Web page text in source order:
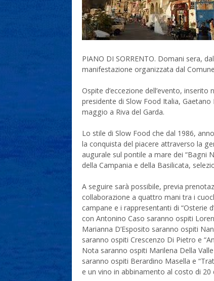
PIANO DI SORRENTO. Domani sera,
manifestazione organizzata dal
Ospite d’eccezione dell’evento,
presidente di Slow Food Italia,
maggio a Riva del Garda.
Lo stile di Slow Food che dal 1986,
la conquista del piacere attraverso la
augurale sul pontile a mare dei “Bagni
della Campania e della Basilicata,
A seguire sarà possibile, previa
collaborazione a quattro mani tra i
campane e i rappresentanti di “Osterie
con Antonino Caso saranno ospiti
Marianna D’Esposito saranno ospiti
saranno ospiti Crescenzo Di Pietro e
Nota saranno ospiti Marilena Della
saranno ospiti Berardino Masella e
e un vino in abbinamento al costo di 20